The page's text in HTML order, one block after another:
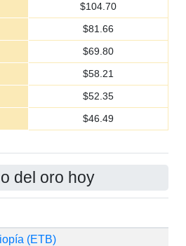
$104.70
$81.66
$69.80
$58.21
$52.35
$46.49
del oro hoy
(ETB)